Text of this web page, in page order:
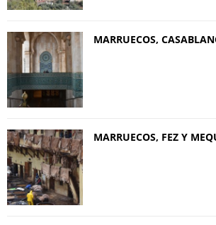
MARRUECOS,
MARRUECOS, FEZ Y